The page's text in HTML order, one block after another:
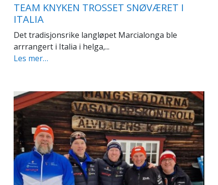
TEAM KNYKEN TROSSET SNØVÆRET I
ITALIA
Det tradisjonsrike langløpet Marcialonga ble
arrrangert i Italia i helga,...
Les mer…